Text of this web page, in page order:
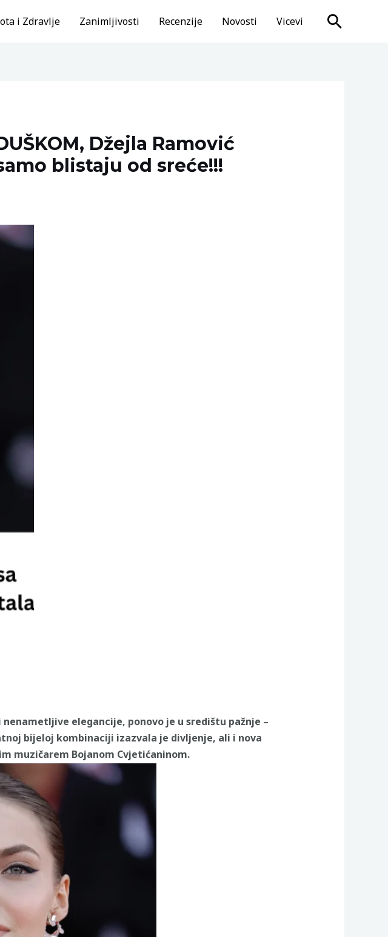
i Zdravlje Zanimljivosti Recenzije Novosti Vicevi Search
Džejla Ramović
blistaju od sreće!!!
elegancije, ponovo je u središtu pažnje –
bijeloj kombinaciji izazvala je divljenje, ali i nova
muzičarem Bojanom Cvjetićaninom.